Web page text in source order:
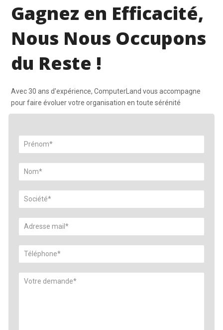
Gagnez en Efficacité,
Nous Nous Occupons
du Reste !
Avec 30 ans d'expérience, ComputerLand vous accompagne
pour faire évoluer votre organisation en toute sérénité